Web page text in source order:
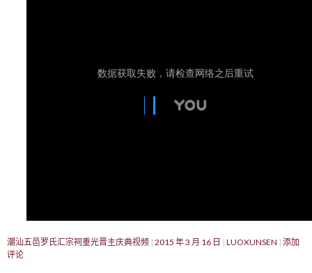
潮汕五邑罗氏汇宗祠重光晋主庆典视频 2015 年 3 月 16 日 LUOXUNSEN 添加
评论